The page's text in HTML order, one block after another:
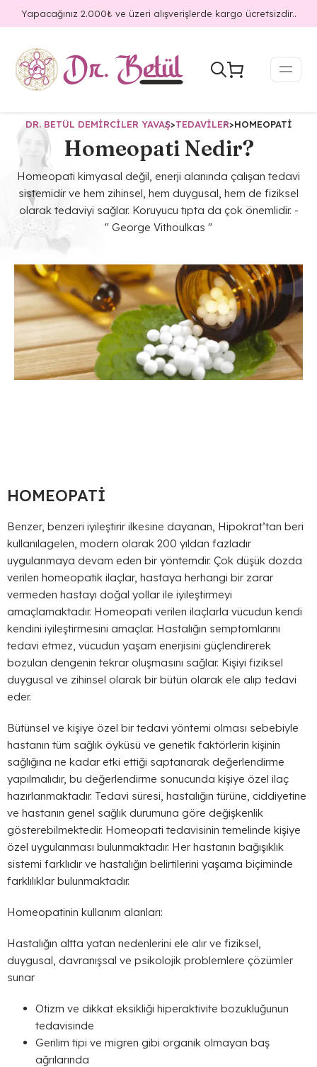
Yapacağınız 2.000₺ ve üzeri alışverişlerde kargo ücretsizdir..
DR. BETÜL DEMIRCILER YAVAŞ>TEDAVILER>HOMEOPATI
Homeopati Nedir?
Homeopati kimyasal değil, enerji alanında çalışan tedavi
sistemidir ve hem zihinsel, hem duygusal, hem de fiziksel
olarak tedaviyi sağlar. Koruyucu tıpta da çok önemlidir. -
" George Vithoulkas "
HOMEOPATİ
Benzer, benzeri iyileştirir ilkesine dayanan, Hipokrat’tan beri
kullanılagelen, modern olarak 200 yıldan fazladır
uygulanmaya devam eden bir yöntemdir. Çok düşük dozda
verilen homeopatik ilaçlar, hastaya herhangi bir zarar
vermeden hastayı doğal yollar ile iyileştirmeyi
amaçlamaktadır. Homeopati verilen ilaçlarla vücudun kendi
kendini iyileştirmesini amaçlar. Hastalığın semptomlarını
tedavi etmez, vücudun yaşam enerjisini güçlendirerek
bozulan dengenin tekrar oluşmasını sağlar. Kişiyi fiziksel
duygusal ve zihinsel olarak bir bütün olarak ele alıp tedavi
eder.
Bütünsel ve kişiye özel bir tedavi yöntemi olması sebebiyle
hastanın tüm sağlık öyküsü ve genetik faktörlerin kişinin
sağlığına ne kadar etki ettiği saptanarak değerlendirme
yapılmalıdır, bu değerlendirme sonucunda kişiye özel ilaç
hazırlanmaktadır. Tedavi süresi, hastalığın türüne, ciddiyetine
ve hastanın genel sağlık durumuna göre değişkenlik
gösterebilmektedir. Homeopati tedavisinin temelinde kişiye
özel uygulanması bulunmaktadır. Her hastanın bağışıklık
sistemi farklıdır ve hastalığın belirtilerini yaşama biçiminde
farklılıklar bulunmaktadır.
Homeopatinin kullanım alanları:
Hastalığın altta yatan nedenlerini ele alır ve fiziksel,
duygusal, davranışsal ve psikolojik problemlere çözümler
sunar
Otizm ve dikkat eksikliği hiperaktivite bozukluğunun
tedavisinde
Gerilim tipi ve migren gibi organik olmayan baş
ağrılarında